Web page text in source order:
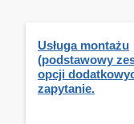
Usługa montażu
(podstawowy
opcji
zapytanie.